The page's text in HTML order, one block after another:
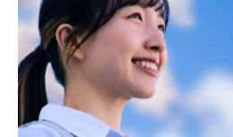
塾選びなら学習環境
塾の学習環境が数学力に与え
福井県坂井市の塾では、学習環